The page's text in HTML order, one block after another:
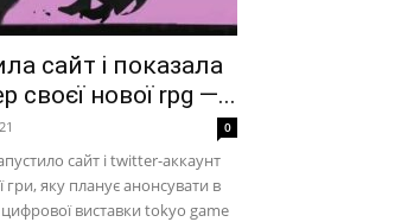
сайт і показала
своєї нової rpg —...
0
сайт і twitter-аккаунт
гри, яку планує анонсувати в
виставки tokyo game